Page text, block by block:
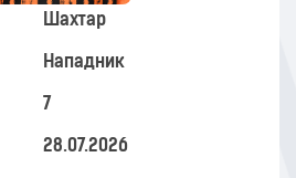
Шахтар
Нападник
7
28.07.2026